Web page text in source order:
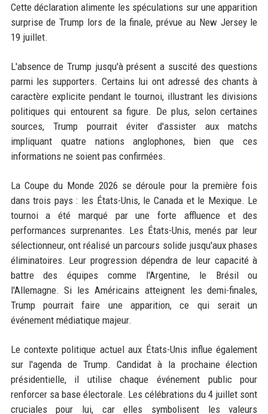
Cette déclaration alimente les spéculations sur une apparition
surprise de Trump lors de la finale, prévue au New Jersey le
19 juillet.
L'absence de Trump jusqu'à présent a suscité des questions
parmi les supporters. Certains lui ont adressé des chants à
caractère explicite pendant le tournoi, illustrant les divisions
politiques qui entourent sa figure. De plus, selon certaines
sources, Trump pourrait éviter d'assister aux matchs
impliquant quatre nations anglophones, bien que ces
informations ne soient pas confirmées.
La Coupe du Monde 2026 se déroule pour la première fois
dans trois pays : les États-Unis, le Canada et le Mexique. Le
tournoi a été marqué par une forte affluence et des
performances surprenantes. Les États-Unis, menés par leur
sélectionneur, ont réalisé un parcours solide jusqu'aux phases
éliminatoires. Leur progression dépendra de leur capacité à
battre des équipes comme l'Argentine, le Brésil ou
l'Allemagne. Si les Américains atteignent les demi-finales,
Trump pourrait faire une apparition, ce qui serait un
événement médiatique majeur.
Le contexte politique actuel aux États-Unis influe également
sur l'agenda de Trump. Candidat à la prochaine élection
présidentielle, il utilise chaque événement public pour
renforcer sa base électorale. Les célébrations du 4 juillet sont
cruciales pour lui, car elles symbolisent les valeurs